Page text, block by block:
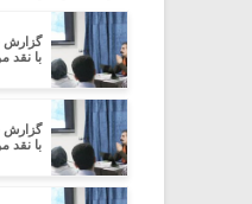
گزارش
با نقد
گزارش
با نقد